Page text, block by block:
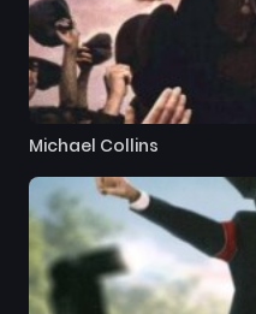
Michael Collins